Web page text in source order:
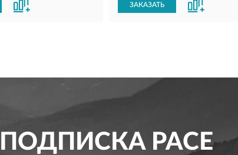
ЗАКАЗАТЬ
ПОДПИСКАPACE